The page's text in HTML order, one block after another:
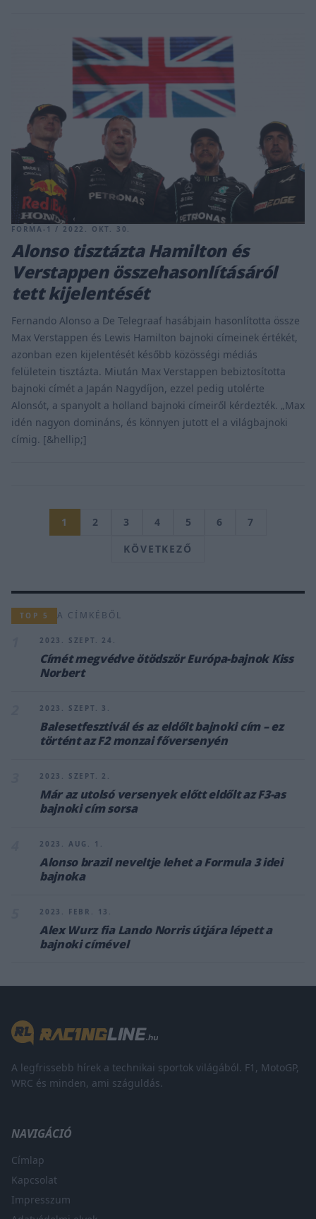
FORMA-1 / 2022. OKT. 30.
Alonso tisztázta Hamilton és
Verstappen összehasonlításáról
tett kijelentését
Fernando Alonso a De Telegraaf hasábjain hasonlította össze
Max Verstappen és Lewis Hamilton bajnoki címeinek értékét,
azonban ezen kijelentését később közösségi médiás
felületein tisztázta. Miután Max Verstappen bebiztosította
bajnoki címét a Japán Nagydíjon, ezzel pedig utolérte
Alonsót, a spanyolt a holland bajnoki címeiről kérdezték. „Max
idén nagyon domináns, és könnyen jutott el a világbajnoki
címig. [&hellip;]
1 2 3 4 5 6
7
KÖVETKEZŐ
TOP 5 A CÍMKÉBŐL
2023. SZEPT. 24.
Címét megvédve ötödször Európa-bajnok Kiss
Norbert
2023. SZEPT. 3.
Balesetfesztivál és az eldőlt bajnoki cím – ez
történt az F2 monzai főversenyén
2023. SZEPT. 2.
Már az utolsó versenyek előtt eldőlt az F3-as
bajnoki cím sorsa
2023. AUG. 1.
Alonso brazil neveltje lehet a Formula 3 idei
bajnoka
2023. FEBR. 13.
Alex Wurz fia Lando Norris útjára lépett a
bajnoki címével
A legfrissebb hírek a technikai sportok világából. F1, MotoGP,
WRC és minden, ami száguldás.
NAVIGÁCIÓ
Címlap
Kapcsolat
Impresszum